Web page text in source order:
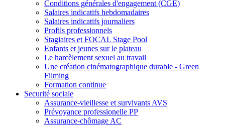
Conditions générales d'engagement (CGE)
Salaires indicatifs hebdomadaires
Salaires indicatifs journaliers
Profils professionnels
Stagiaires et FOCAL Stage Pool
Enfants et jeunes sur le plateau
Le harcèlement sexuel au travail
Une création cinématographique durable - Green
Filming
Formation continue
Securité sociale
Assurance-vieillesse et survivants AVS
Prévoyance professionelle PP
Assurance-chômage AC